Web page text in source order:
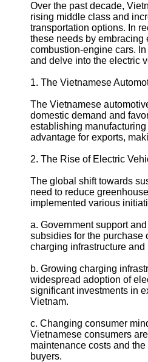
Socials
Facebook
Instagram
Twitter
Telegram
Help &
Contact
About
Us
Write
for Us
Over the past decade,
rising middle class and
transportation options. In
these needs by
combustion-engine cars.
and delve into the electric
1. The Vietnamese
The Vietnamese
domestic demand and
establishing
advantage for exports,
2. The Rise of Electric
The global shift towards
need to reduce
implemented various
a. Government support
subsidies for the purchase
charging infrastructure
b. Growing charging
widespread adoption of
significant investments in
Vietnam.
c. Changing consumer
Vietnamese consumers
maintenance costs and
buyers.